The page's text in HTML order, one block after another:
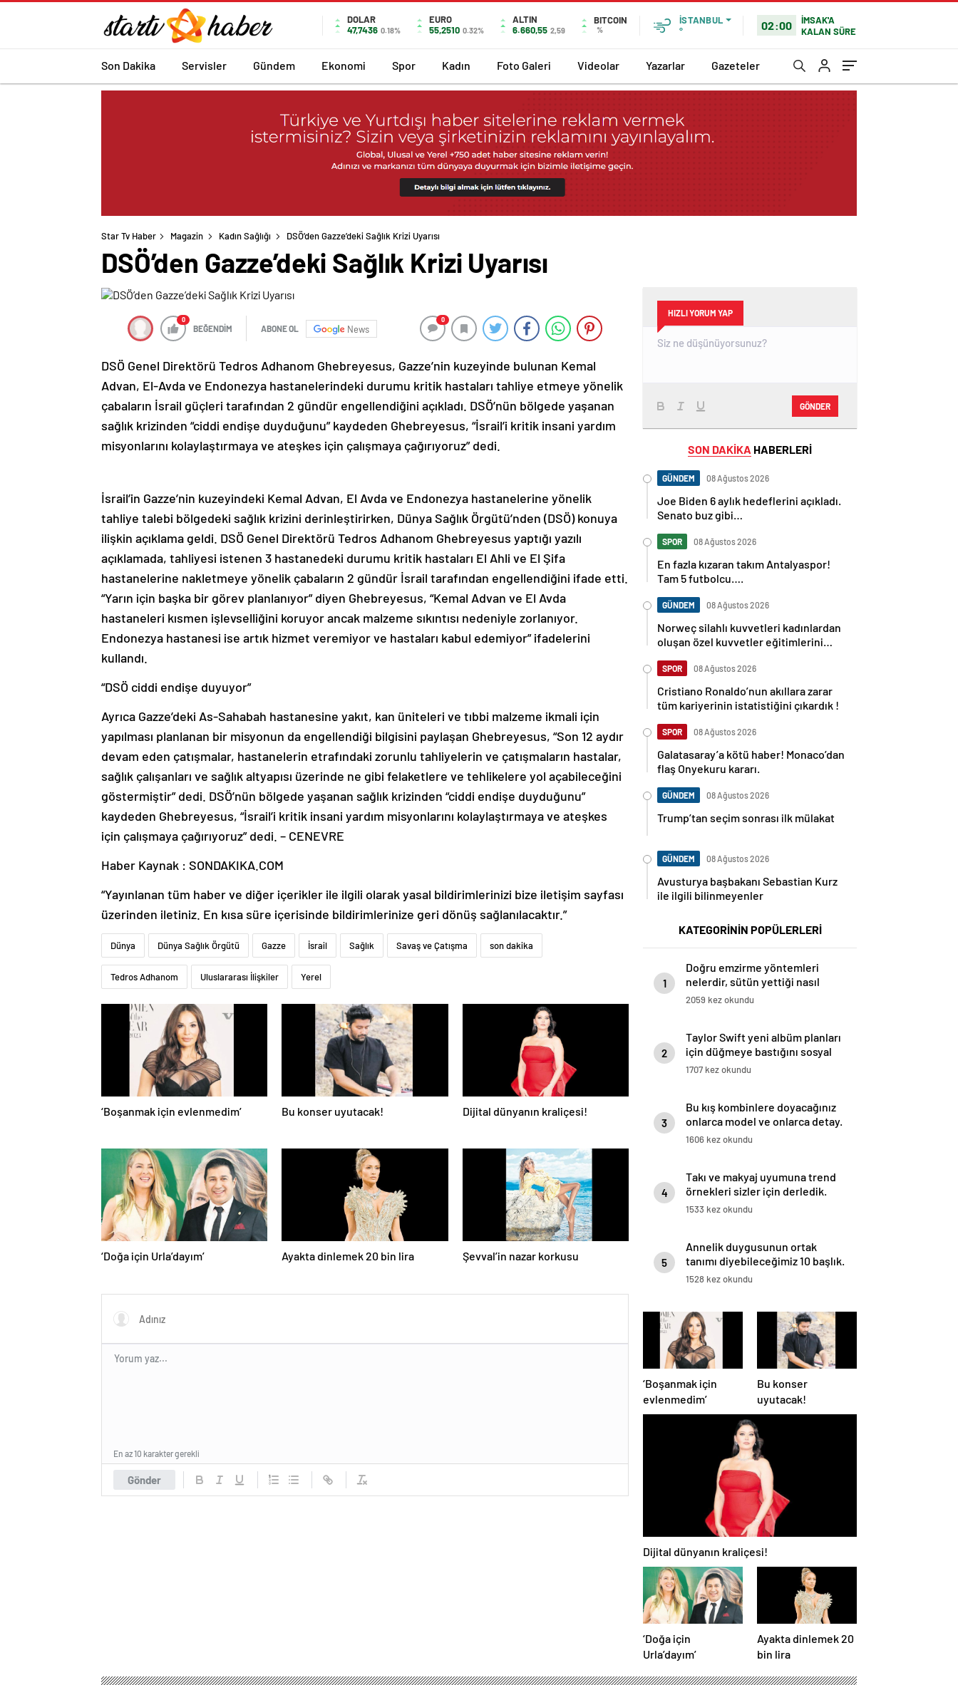
DOLAR
47,7436 0.18%
EURO
55,2510 0.32%
ALTIN
6.660,55 2,59
BITCOIN
%
İSTANBUL
°
02:00
İMSAK'A
KALAN SÜRE
Son Dakika Servisler Gündem Ekonomi Spor Kadın Foto Galeri Videolar Yazarlar Gazeteler
Star Tv Haber Magazin Kadın Sağlığı DSÖ’den Gazze’deki Sağlık Krizi Uyarısı
DSÖ’den Gazze’deki Sağlık Krizi Uyarısı
0
BEĞENDİM ABONE OL News
0
DSÖ Genel Direktörü Tedros Adhanom Ghebreyesus, Gazze’nin kuzeyinde bulunan Kemal
Advan, El-Avda ve Endonezya hastanelerindeki durumu kritik hastaları tahliye etmeye yönelik
çabaların İsrail güçleri tarafından 2 gündür engellendiğini açıkladı. DSÖ’nün bölgede yaşanan
sağlık krizinden “ciddi endişe duyduğunu” kaydeden Ghebreyesus, “İsrail’i kritik insani yardım
misyonlarını kolaylaştırmaya ve ateşkes için çalışmaya çağırıyoruz” dedi.
İsrail’in Gazze’nin kuzeyindeki Kemal Advan, El Avda ve Endonezya hastanelerine yönelik
tahliye talebi bölgedeki sağlık krizini derinleştirirken, Dünya Sağlık Örgütü’nden (DSÖ) konuya
ilişkin açıklama geldi. DSÖ Genel Direktörü Tedros Adhanom Ghebreyesus yaptığı yazılı
açıklamada, tahliyesi istenen 3 hastanedeki durumu kritik hastaları El Ahli ve El Şifa
hastanelerine nakletmeye yönelik çabaların 2 gündür İsrail tarafından engellendiğini ifade etti.
“Yarın için başka bir görev planlanıyor” diyen Ghebreyesus, “Kemal Advan ve El Avda
hastaneleri kısmen işlevselliğini koruyor ancak malzeme sıkıntısı nedeniyle zorlanıyor.
Endonezya hastanesi ise artık hizmet veremiyor ve hastaları kabul edemiyor” ifadelerini
kullandı.
“DSÖ ciddi endişe duyuyor”
Ayrıca Gazze’deki As-Sahabah hastanesine yakıt, kan üniteleri ve tıbbi malzeme ikmali için
yapılması planlanan bir misyonun da engellendiği bilgisini paylaşan Ghebreyesus, “Son 12 aydır
devam eden çatışmalar, hastanelerin etrafındaki zorunlu tahliyelerin ve çatışmaların hastalar,
sağlık çalışanları ve sağlık altyapısı üzerinde ne gibi felaketlere ve tehlikelere yol açabileceğini
göstermiştir” dedi. DSÖ’nün bölgede yaşanan sağlık krizinden “ciddi endişe duyduğunu”
kaydeden Ghebreyesus, “İsrail’i kritik insani yardım misyonlarını kolaylaştırmaya ve ateşkes
için çalışmaya çağırıyoruz” dedi. – CENEVRE
Haber Kaynak : SONDAKIKA.COM
“Yayınlanan tüm haber ve diğer içerikler ile ilgili olarak yasal bildirimlerinizi bize iletişim sayfası
üzerinden iletiniz. En kısa süre içerisinde bildirimlerinize geri dönüş sağlanılacaktır.”
Dünya Dünya Sağlık Örgütü Gazze İsrail Sağlık Savaş ve Çatışma son dakika
Tedros Adhanom Uluslararası İlişkiler Yerel
‘Boşanmak için evlenmedim’ Bu konser uyutacak! Dijital dünyanın kraliçesi!
‘Doğa için Urla’dayım’ Ayakta dinlemek 20 bin lira Şevval’in nazar korkusu
Gönder
En az 10 karakter gerekli
HIZLI YORUM YAP
GÖNDER
SON DAKİKA HABERLERİ
GÜNDEM 08 Ağustos 2026
Joe Biden 6 aylık hedeflerini açıkladı.
Senato buz gibi…
SPOR 08 Ağustos 2026
En fazla kızaran takım Antalyaspor!
Tam 5 futbolcu….
GÜNDEM 08 Ağustos 2026
Norweç silahlı kuvvetleri kadınlardan
oluşan özel kuvvetler eğitimlerini
SPOR 08 Ağustos 2026
Cristiano Ronaldo’nun akıllara zarar
tüm kariyerinin istatistiğini çıkardık !
SPOR 08 Ağustos 2026
Galatasaray’a kötü haber! Monaco’dan
flaş Onyekuru kararı.
GÜNDEM 08 Ağustos 2026
Trump’tan seçim sonrası ilk mülakat
GÜNDEM 08 Ağustos 2026
Avusturya başbakanı Sebastian Kurz
ile ilgili bilinmeyenler
KATEGORİNİN POPÜLERLERİ
1
Doğru emzirme yöntemleri
nelerdir, sütün yettiği nasıl
anlaşılır?
2059 kez okundu
2
Taylor Swift yeni albüm planları
için düğmeye bastığını sosyal
medyadan duyurdu!
1707 kez okundu
3
Bu kış kombinlere doyacağınız
onlarca model ve onlarca detay.
1606 kez okundu
4
Takı ve makyaj uyumuna trend
örnekleri sizler için derledik.
1533 kez okundu
5
Annelik duygusunun ortak
tanımı diyebileceğimiz 10 başlık.
1528 kez okundu
‘Boşanmak için
evlenmedim’
Bu konser
uyutacak!
Dijital dünyanın kraliçesi!
‘Doğa için
Urla’dayım’
Ayakta dinlemek 20
bin lira